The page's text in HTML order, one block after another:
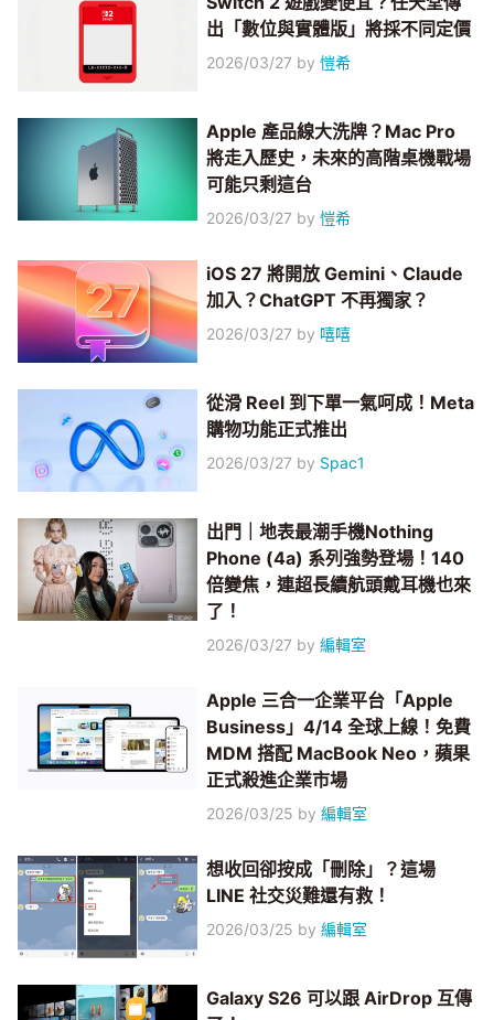
出「數位與實體版」將採不同定價
2026/03/27 by愷希
Apple 產品線大洗牌？Mac Pro
將走入歷史，未來的高階桌機戰場
可能只剩這台
2026/03/27 by愷希
iOS 27 將開放 Gemini、Claude
加入？ChatGPT 不再獨家？
2026/03/27 by 嘻嘻
從滑 Reel 到下單一氣呵成！Meta
購物功能正式推出
2026/03/27 by Spac1
出門｜地表最潮手機Nothing
Phone (4a) 系列強勢登場！140
倍變焦，連超長續航頭戴耳機也來
了！
2026/03/27 by編輯室
Apple 三合一企業平台「Apple
Business」4/14 全球上線！免費
MDM 搭配 MacBook Neo，蘋果
正式殺進企業市場
2026/03/25 by編輯室
想收回卻按成「刪除」？這場
LINE 社交災難還有救！
2026/03/25 by編輯室
Galaxy S26 可以跟 AirDrop 互傳